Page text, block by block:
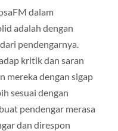
dalam
adalah dengan
pendengarnya.
kritik dan saran
mereka dengan sigap
sesuai dengan
pendengar merasa
dan direspon